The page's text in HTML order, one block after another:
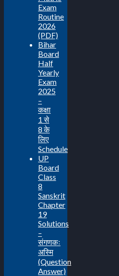
Exam
Routine
2026
(PDF)
Bihar
Board
Half
Yearly
Exam
2025
–
कक्षा
1 से
8 के
लिए
Schedule
UP
Board
Class
8
Sanskrit
Chapter
19
Solutions
–
संगणकः
अस्मि
(Question
Answer)